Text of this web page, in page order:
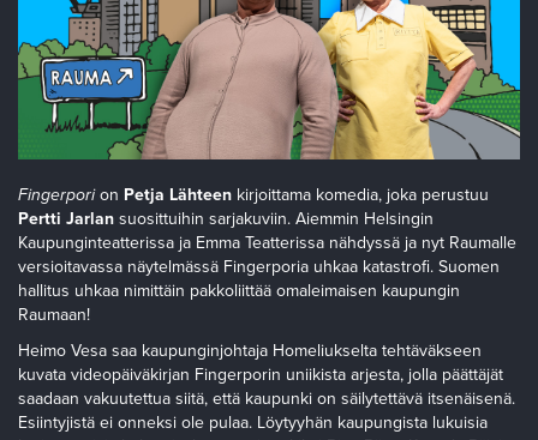
Fingerporion Petja Lähteen kirjoittama komedia, joka perustuu
Pertti Jarlan suosittuihin sarjakuviin. Aiemmin Helsingin
Kaupunginteatterissa ja Emma Teatterissa nähdyssä ja nyt Raumalle
versioitavassa näytelmässä Fingerporia uhkaa katastrofi. Suomen
hallitus uhkaa nimittäin pakkoliittää omaleimaisen kaupungin
Raumaan!
Heimo Vesa saa kaupunginjohtaja Homeliukselta tehtäväkseen
kuvata videopäiväkirjan Fingerporin uniikista arjesta, jolla päättäjät
saadaan vakuutettua siitä, että kaupunki on säilytettävä itsenäisenä.
Esiintyjistä ei onneksi ole pulaa. Löytyyhän kaupungista lukuisia